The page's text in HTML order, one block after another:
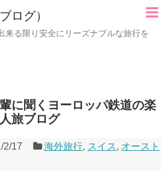
ログ）
来る限り安全にリーズナブルな旅行を
に聞くヨーロッパ鉄道の楽
旅ブログ
2/17 海外旅行, スイス, オースト